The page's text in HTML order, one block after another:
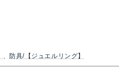
、 防具/【ジュエルリング】